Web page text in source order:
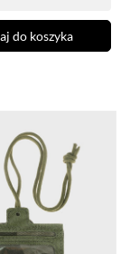
do koszyka